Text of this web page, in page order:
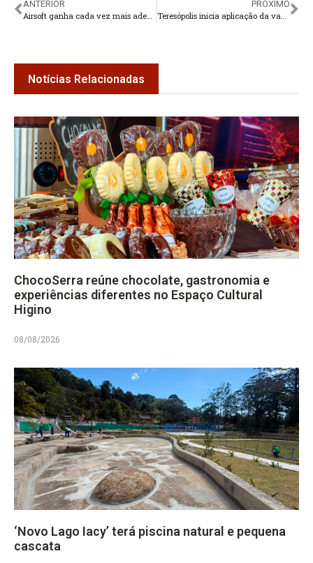
ANTERIOR
PRÓXIMO
Notícias Relacionadas
ChocoSerra reúne chocolate, gastronomia e
experiências diferentes no Espaço Cultural
Higino
08/08/2026
‘Novo Lago Iacy’ terá piscina natural e pequena
cascata